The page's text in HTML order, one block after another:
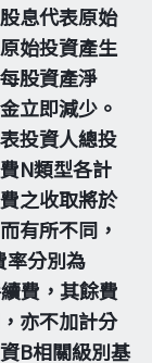
息代表原始
始投資產生
股資產淨
立即減少。
投資人總投
N類型各計
之收取將於
有所不同，
率分別為
費，其餘費
亦不加計分
B相關級別基